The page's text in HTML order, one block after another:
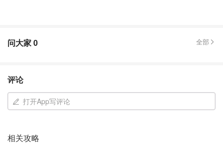
早些年，小沈阳在综艺中就说过：“我闺女唱得比我好，我
种子。果不其然，现在果子熟了。
问大家0 全部
评论
打开App写评论
相关攻略